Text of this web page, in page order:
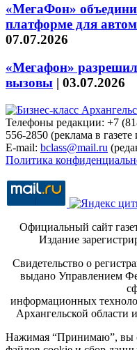
«МегаФон»
платформе для
07.07.2026
«Мегафон»
вызовы | 03.07.2026
Телефоны редакции: +7
556-2850 (реклама в газете
E-mail: bclass@mail.ru
Политика
Официальный сайт
Издание
Свидетельство о
выдано Управлением
информационных
Архангельской области
Нажимая “Принимаю”, вы